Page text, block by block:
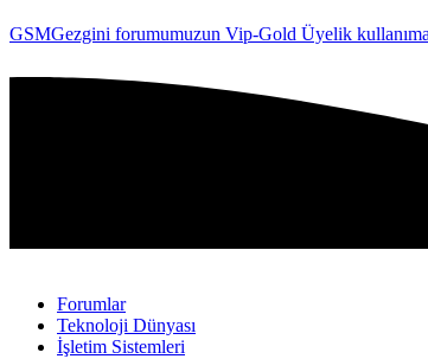
GSMGezgini forumumuzun Vip-Gold Üyelik kullanıma
Forumlar
Teknoloji Dünyası
İşletim Sistemleri